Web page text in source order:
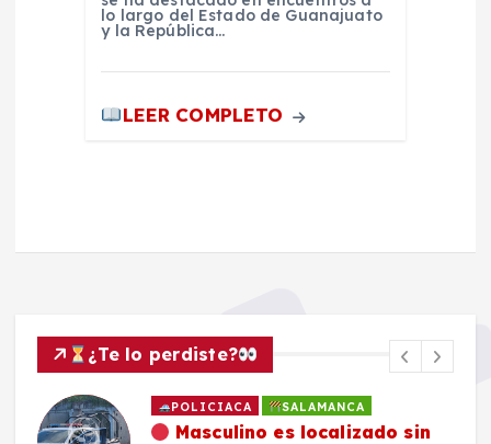
lo largo del Estado de Guanajuato
y la República…
LEER COMPLETO
¿Te lo perdiste?
POLICIACA SALAMANCA
Masculino es localizado sin